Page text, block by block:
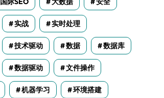
实战 实时处理
技术驱动 数据 数据库
数据驱动 文件操作
机器学习 环境搭建